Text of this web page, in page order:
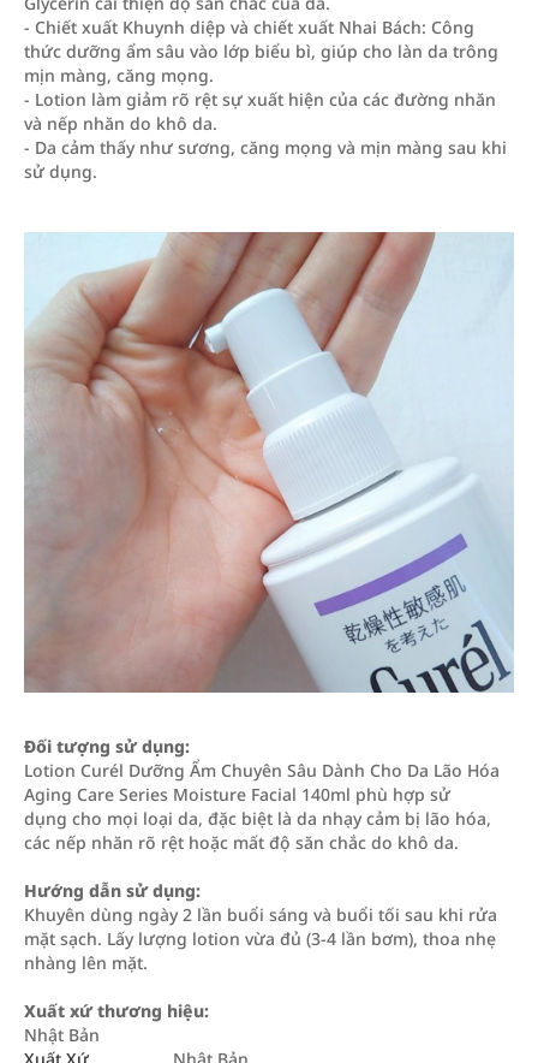
- Chiết xuất Khuynh diệp và chiết xuất Nhai Bách: Công
thức dưỡng ẩm sâu vào lớp biểu bì, giúp cho làn da trông
mịn màng, căng mọng.
- Lotion làm giảm rõ rệt sự xuất hiện của các đường nhăn
và nếp nhăn do khô da.
- Da cảm thấy như sương, căng mọng và mịn màng sau khi
sử dụng.
Đối tượng sử dụng:
Lotion Curél Dưỡng Ẩm Chuyên Sâu Dành Cho Da Lão Hóa
Aging Care Series Moisture Facial 140ml phù hợp sử
dụng cho mọi loại da, đặc biệt là da nhạy cảm bị lão hóa,
các nếp nhăn rõ rệt hoặc mất độ săn chắc do khô da.
Hướng dẫn sử dụng:
Khuyên dùng ngày 2 lần buổi sáng và buổi tối sau khi rửa
mặt sạch. Lấy lượng lotion vừa đủ (3-4 lần bơm), thoa nhẹ
nhàng lên mặt.
Xuất xứ thương hiệu:
Nhật Bản